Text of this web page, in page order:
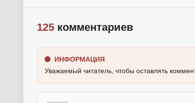
125 комментариев
ИНФОРМАЦИЯ
Уважаемый читатель, чтобы оставлять